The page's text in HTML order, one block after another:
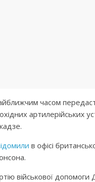
часом
артилерійських
в офісі
військової